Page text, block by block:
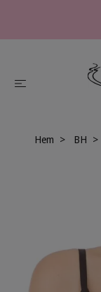
Hem BH